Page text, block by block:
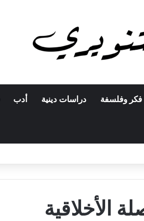
فكر وفلسفة دراسات دينية أدب
الأخلاقية